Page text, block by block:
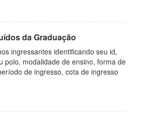
da Graduação
ingressantes identificando seu id,
polo, modalidade de ensino, forma de
de ingresso, cota de ingresso